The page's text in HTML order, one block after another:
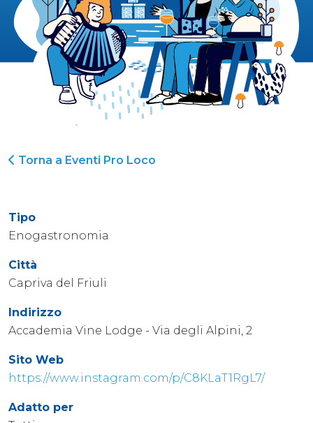
Torna a Eventi Pro Loco
Tipo
Enogastronomia
Città
Capriva del Friuli
Indirizzo
Accademia Vine Lodge - Via degli Alpini, 2
Sito Web
https://www.instagram.com/p/C8KLaT1RgL7/
Adatto per